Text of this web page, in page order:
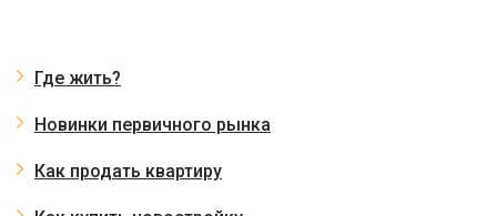
Где жить?
Новинки первичного рынка
Как продать квартиру